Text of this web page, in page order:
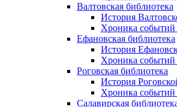
Валтовская библиотека
История
Хроника событий
Ефановская библиотека
История
Хроника событий
Роговская библиотека
История
Хроника событий
Салавирская